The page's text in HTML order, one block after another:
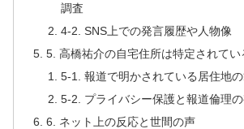
調査
4-2. SNS上での発言履歴や人物像
5. 高橋祐介の自宅住所は特定されてい
5-1. 報道で明かされている居住地
5-2. プライバシー保護と報道倫理
6. ネット上の反応と世間の声